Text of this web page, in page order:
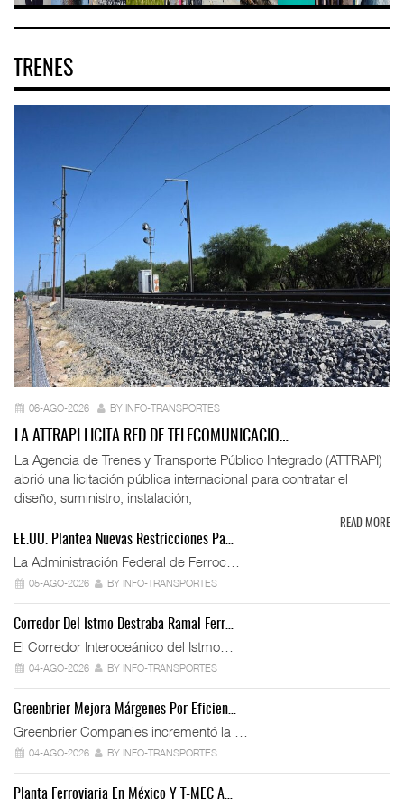
TRENES
06-AGO-2026 BY INFO-TRANSPORTES
LA ATTRAPI LICITA RED DE TELECOMUNICACIO…
La Agencia de Trenes y Transporte Público Integrado (ATTRAPI)
abrió una licitación pública internacional para contratar el
diseño, suministro, instalación,
READ MORE
EE.UU. Plantea Nuevas Restricciones Pa…
La Administración Federal de Ferroc…
05-AGO-2026 BY INFO-TRANSPORTES
Corredor Del Istmo Destraba Ramal Ferr…
El Corredor Interoceánico del Istmo…
04-AGO-2026 BY INFO-TRANSPORTES
Greenbrier Mejora Márgenes Por Eficien…
Greenbrier Companies incrementó la …
04-AGO-2026 BY INFO-TRANSPORTES
Planta Ferroviaria En México Y T-MEC A…